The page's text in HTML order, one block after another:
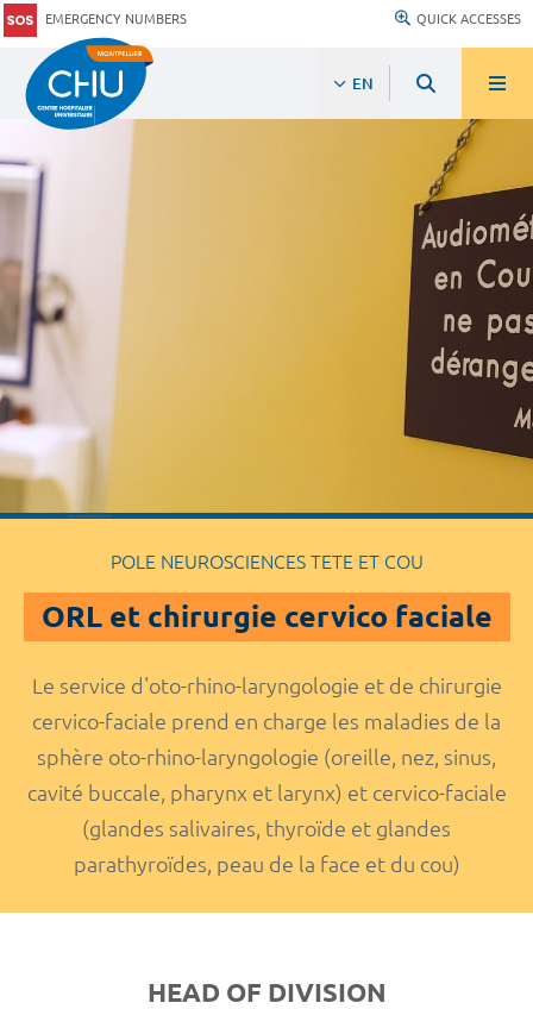
EMERGENCY NUMBERS QUICK ACCESSES
EN
POLE NEUROSCIENCES TETE ET COU
ORL et chirurgie cervico faciale
Le service d'oto-rhino-laryngologie et de chirurgie
cervico-faciale prend en charge les maladies de la
sphère oto-rhino-laryngologie (oreille, nez, sinus,
cavité buccale, pharynx et larynx) et cervico-faciale
(glandes salivaires, thyroïde et glandes
parathyroïdes, peau de la face et du cou)
HEAD OF DIVISION